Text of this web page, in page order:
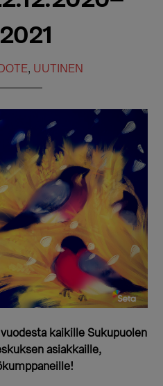
, UUTINEN
kaikille Sukupuolen
asiakkaille,